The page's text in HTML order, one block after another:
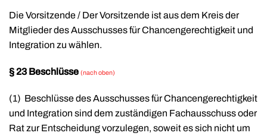
Die Vorsitzende / Der Vorsitzende ist aus dem Kreis der
Mitglieder des Ausschusses für Chancengerechtigkeit und
Integration zu wählen.
§ 23 Beschlüsse (nach oben)
(1) Beschlüsse des Ausschusses für Chancengerechtigkeit
und Integration sind dem zuständigen Fachausschuss oder
Rat zur Entscheidung vorzulegen, soweit es sich nicht um